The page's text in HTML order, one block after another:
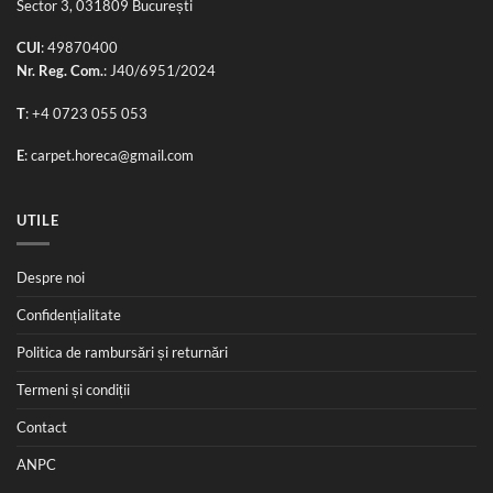
Sector 3, 031809 București
CUI: 49870400
Nr. Reg. Com.: J40/6951/2024
T:+4 0723 055 053
E:carpet.horeca@gmail.com
UTILE
Despre noi
Confidențialitate
Politica de rambursări și returnări
Termeni și condiții
Contact
ANPC